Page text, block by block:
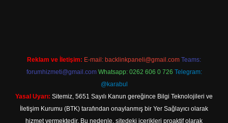
Reklam ve İletişim: E-mail: backlinkpaneli@gmail.com Teams:
forumhizmeti@gmail.com Whatsapp: 0262 606 0 726 Telegram:
@karabul
Yasal Uyarı: Sitemiz, 5651 Sayılı Kanun gereğince Bilgi Teknolojileri ve
İletişim Kurumu (BTK) tarafından onaylanmış bir Yer Sağlayıcı olarak
hizmet vermektedir. Bu nedenle, sitedeki içerikleri proaktif olarak